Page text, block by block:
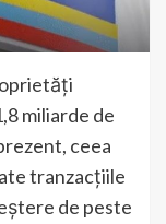
miliarde de
ceea
tranzacțiile
de peste